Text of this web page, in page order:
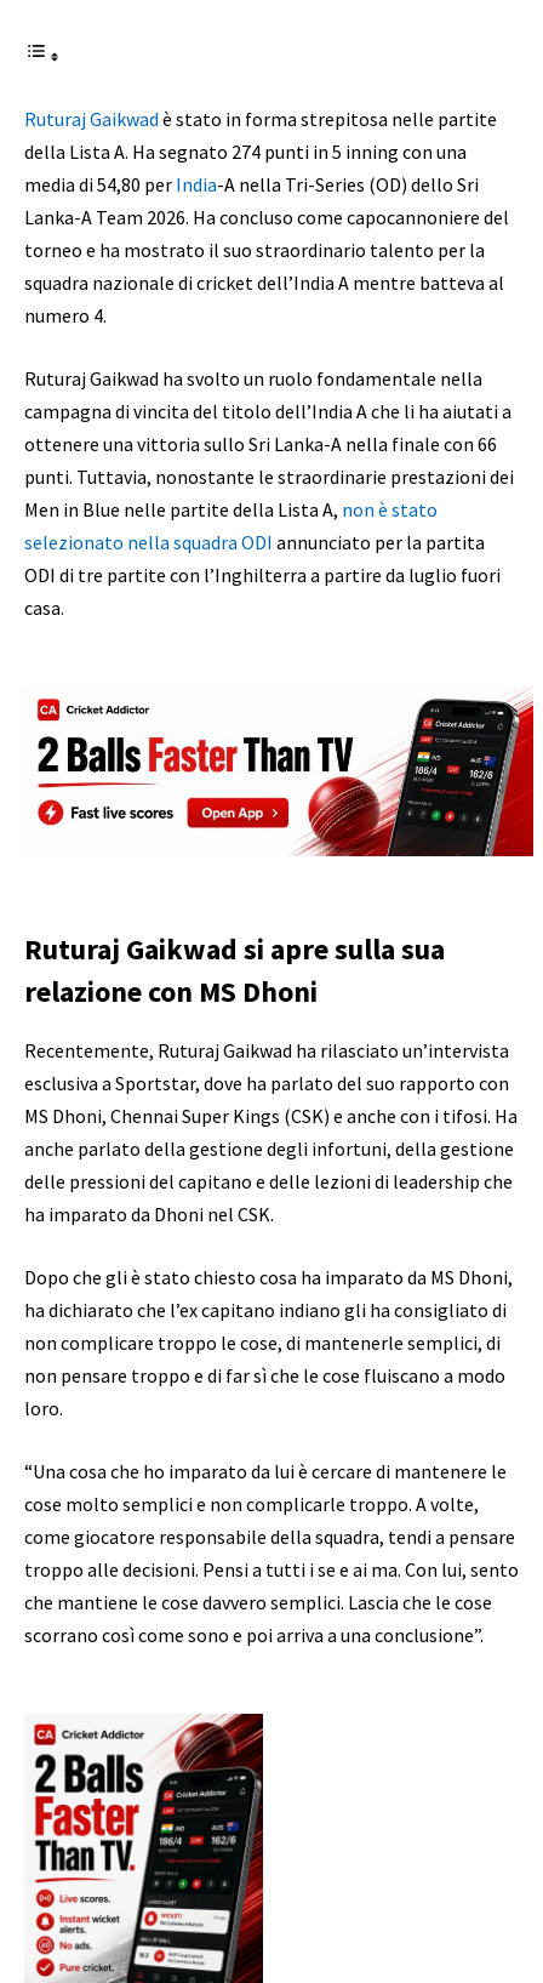
Ruturaj Gaikwad è stato in forma strepitosa nelle partite
della Lista A. Ha segnato 274 punti in 5 inning con una
media di 54,80 per India-A nella Tri-Series (OD) dello Sri
Lanka-A Team 2026. Ha concluso come capocannoniere del
torneo e ha mostrato il suo straordinario talento per la
squadra nazionale di cricket dell’India A mentre batteva al
numero 4.
Ruturaj Gaikwad ha svolto un ruolo fondamentale nella
campagna di vincita del titolo dell’India A che li ha aiutati a
ottenere una vittoria sullo Sri Lanka-A nella finale con 66
punti. Tuttavia, nonostante le straordinarie prestazioni dei
Men in Blue nelle partite della Lista A, non è stato
selezionato nella squadra ODI annunciato per la partita
ODI di tre partite con l’Inghilterra a partire da luglio fuori
casa.
Ruturaj Gaikwad si apre sulla sua
relazione con MS Dhoni
Recentemente, Ruturaj Gaikwad ha rilasciato un’intervista
esclusiva a Sportstar, dove ha parlato del suo rapporto con
MS Dhoni, Chennai Super Kings (CSK) e anche con i tifosi. Ha
anche parlato della gestione degli infortuni, della gestione
delle pressioni del capitano e delle lezioni di leadership che
ha imparato da Dhoni nel CSK.
Dopo che gli è stato chiesto cosa ha imparato da MS Dhoni,
ha dichiarato che l’ex capitano indiano gli ha consigliato di
non complicare troppo le cose, di mantenerle semplici, di
non pensare troppo e di far sì che le cose fluiscano a modo
loro.
“Una cosa che ho imparato da lui è cercare di mantenere le
cose molto semplici e non complicarle troppo. A volte,
come giocatore responsabile della squadra, tendi a pensare
troppo alle decisioni. Pensi a tutti i se e ai ma. Con lui, sento
che mantiene le cose davvero semplici. Lascia che le cose
scorrano così come sono e poi arriva a una conclusione”.